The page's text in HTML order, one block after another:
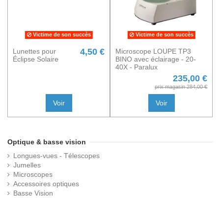
Victime de son succès
Lunettes pour
Éclipse Solaire
4,50 €
Voir
Victime de son succès
Microscope LOUPE TP3
BINO avec éclairage - 20-
40X - Paralux
235,00 €
prix magasin 284,00 €
Voir
Optique & basse vision
Longues-vues - Télescopes
Jumelles
Microscopes
Accessoires optiques
Basse Vision